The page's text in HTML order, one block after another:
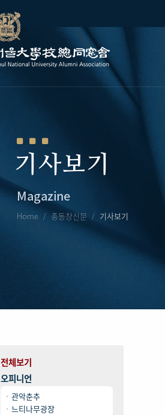
기사보기
Magazine
Home 총동창신문 기사보기
전체보기
오피니언
관악춘추
느티나무광장